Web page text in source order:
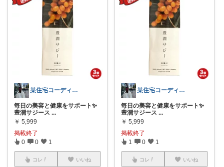
某住宅コーディネーター🏠の一押し品
毎日の美容と健康をサポート✨
豊潤サジース ...
￥ 5,999
掲載終了
0 0 1
コレ いいね
某住宅コーディネーター🏠の一押し品
毎日の美容と健康をサポート✨
豊潤サジース ...
￥ 5,999
掲載終了
1 0 1
コレ いいね